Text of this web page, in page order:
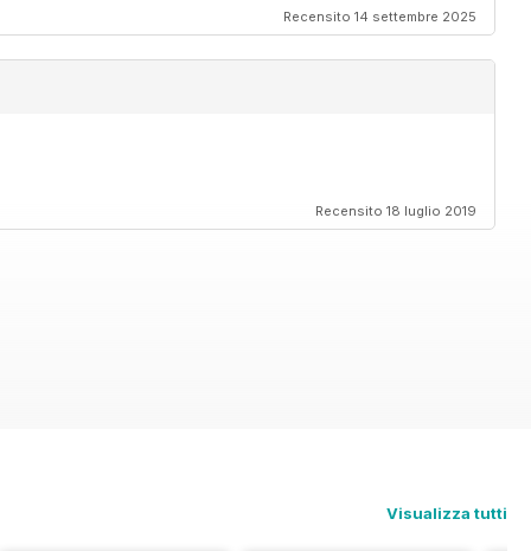
Recensito 14 settembre 2025
Recensito 18 luglio 2019
Visualizza tutti